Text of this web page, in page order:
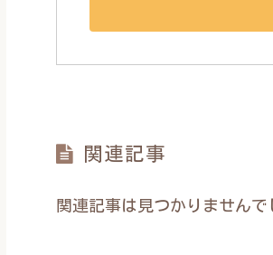
関連記事
関連記事は見つかりませんで